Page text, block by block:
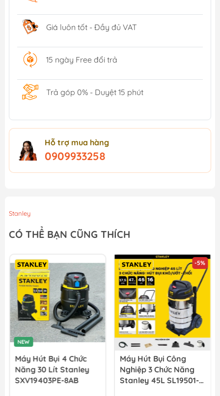
Giá luôn tốt - Đầy đủ VAT
15 ngày Free đổi trả
Trả góp 0% - Duyệt 15 phút
Hỗ trợ mua hàng
0909933258
Stanley
CÓ THỂ BẠN CŨNG THÍCH
NEW
Máy Hút Bụi 4 Chức
Năng 30 Lít Stanley
SXV19403PE-8AB
-5%
Máy Hút Bụi Công
Nghiệp 3 Chức Năng
Stanley 45L SL19501-